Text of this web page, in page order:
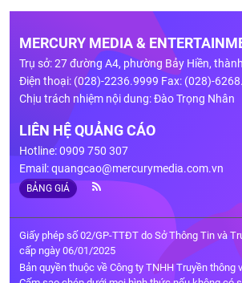
MERCURY MEDIA &
Trụ sở: 27 đường A4, phường Bảy Hiền,
Điện thoại: (028)-2236.9999 Fax: (028)-
Chịu trách nhiệm nội dung: Đào Trọng Nhân
LIÊN HỆ QUẢNG CÁO
Hotline: 0909 750 307
Email:quangcao@mercurymedia.com.vn
BẢNG GIÁ
Giấy phép số 02/GP-TTĐT do Sở Thông Tin và
cấp ngày 06/01/2025
Bản quyền thuộc về Công ty TNHH Truyền thông